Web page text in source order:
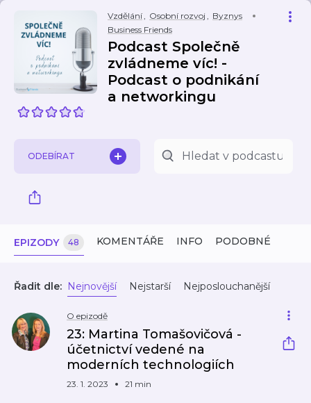
Vzdělání, Osobní rozvoj , Byznys
Business Friends
Podcast Společně
zvládneme víc! -
Podcast o podnikání
a networkingu
ODEBÍRAT
EPIZODY 48 KOMENTÁŘE INFO PODOBNÉ
Řadit dle: Nejnovější Nejstarší Nejposlouchanější
O epizodě
23: Martina Tomašovičová -
účetnictví vedené na
moderních technologiích
23. 1. 2023 21 min